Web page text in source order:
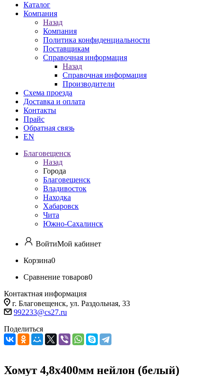
Каталог
Компания
Назад
Компания
Политика конфиденциальности
Поставщикам
Справочная информация
Назад
Справочная информация
Производители
Схема проезда
Доставка и оплата
Контакты
Прайс
Обратная связь
EN
Благовещенск
Назад
Города
Благовещенск
Владивосток
Находка
Хабаровск
Чита
Южно-Сахалинск
ВойтиМой кабинет
Корзина0
Сравнение товаров0
Контактная информация
г. Благовещенск, ул. Раздольная, 33
992233@cs27.ru
Поделиться
Хомут 4,8х400мм нейлон (белый)